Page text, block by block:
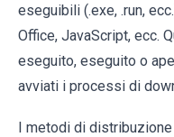
eseguibili (.exe, .run,
Office, JavaScript, ecc.
eseguito, eseguito o
avviati i processi di
I metodi di